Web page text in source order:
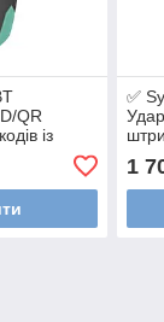
QR
із
✅
1